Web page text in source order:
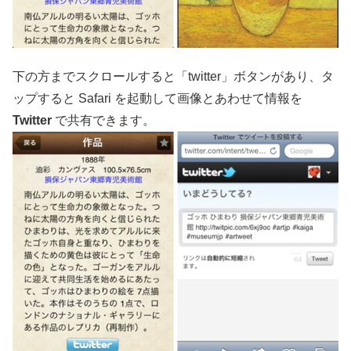
下の方までスクロールすると「twitter」ボタンがあり、タ
ップすると Safari を起動して画像とあわせて情報を
Twitter で共有できます。